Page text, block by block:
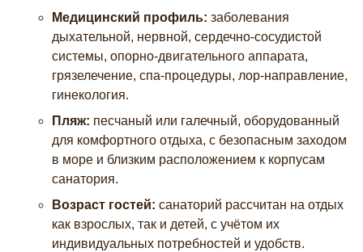
Медицинский профиль: заболевания
дыхательной, нервной, сердечно-сосудистой
системы, опорно-двигательного аппарата,
грязелечение, спа-процедуры, лор-направление,
гинекология.
Пляж: песчаный или галечный, оборудованный
для комфортного отдыха, с безопасным заходом
в море и близким расположением к корпусам
санатория.
Возраст гостей: санаторий рассчитан на отдых
как взрослых, так и детей, с учётом их
индивидуальных потребностей и удобств.